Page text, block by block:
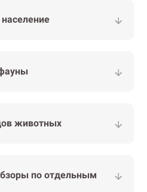
животных
по отдельным